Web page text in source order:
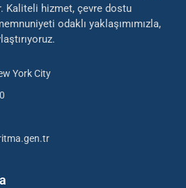
Kaliteli hizmet, çevre dostu
odaklı yaklaşımımızla,
York City